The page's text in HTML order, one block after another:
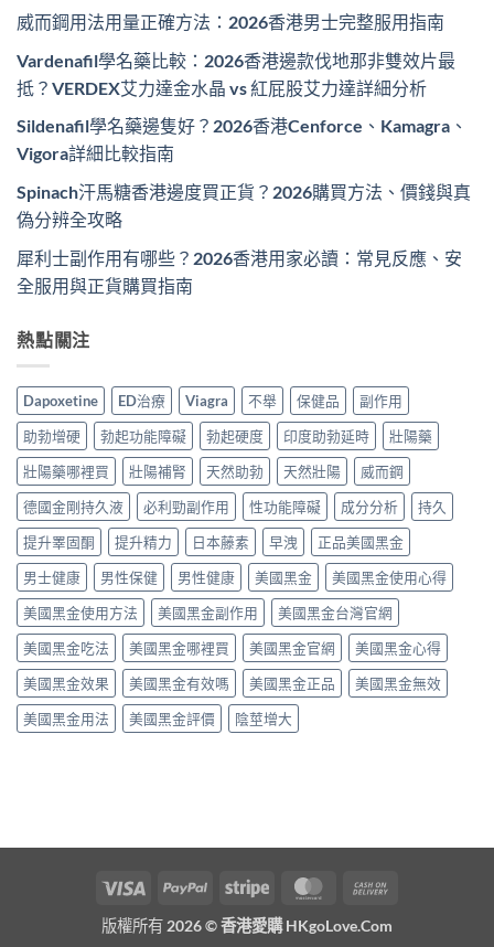
威而鋼用法用量正確方法：2026香港男士完整服用指南
Vardenafil學名藥比較：2026香港邊款伐地那非雙效片最
抵？VERDEX艾力達金水晶 vs 紅屁股艾力達詳細分析
Sildenafil學名藥邊隻好？2026香港Cenforce、Kamagra、
Vigora詳細比較指南
Spinach汗馬糖香港邊度買正貨？2026購買方法、價錢與真
偽分辨全攻略
犀利士副作用有哪些？2026香港用家必讀：常見反應、安
全服用與正貨購買指南
熱點關注
Dapoxetine ED治療 Viagra 不舉 保健品
副作用
助勃增硬
勃起功能障礙 勃起硬度 印度助勃延時
壯陽藥
壯陽藥哪裡買
壯陽補腎 天然助勃 天然壯陽
威而鋼
德國金剛持久液
必利勁副作用 性功能障礙 成分分析
持久
提升睪固酮
提升精力 日本藤素 早洩
正品美國黑金
男士健康
男性保健 男性健康 美國黑金
美國黑金使用心得
美國黑金使用方法
美國黑金副作用
美國黑金台灣官網
美國黑金吃法
美國黑金哪裡買 美國黑金官網
美國黑金心得
美國黑金效果
美國黑金有效嗎 美國黑金正品
美國黑金無效
美國黑金用法
美國黑金評價 陰莖增大
Visa PayPal Stripe MasterCard
版權所有 2026 ©香港愛購 HKgoLove.Com